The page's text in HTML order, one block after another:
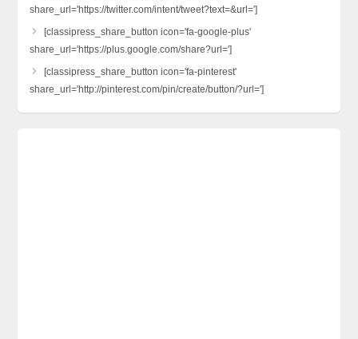
share_url='https://twitter.com/intent/tweet?text=&url=']
[classipress_share_button icon='fa-google-plus'
share_url='https://plus.google.com/share?url=']
[classipress_share_button icon='fa-pinterest'
share_url='http://pinterest.com/pin/create/button/?url=']